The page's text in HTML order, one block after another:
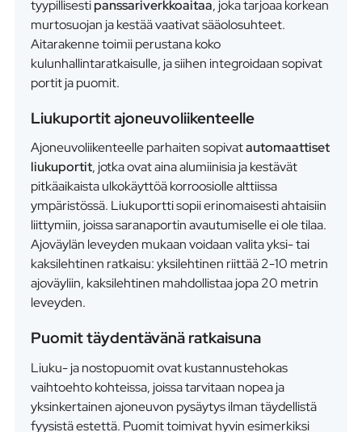
tyypillisestipanssariverkkoaitaa, joka tarjoaa korkean
murtosuojan ja kestää vaativat sääolosuhteet.
Aitarakenne toimii perustana koko
kulunhallintaratkaisulle, ja siihen integroidaan sopivat
portit ja puomit.
Liukuportit ajoneuvoliikenteelle
Ajoneuvoliikenteelle parhaiten sopivatautomaattiset
liukuportit, jotka ovat aina alumiinisia ja kestävät
pitkäaikaista ulkokäyttöä korroosiolle alttiissa
ympäristössä. Liukuportti sopii erinomaisesti ahtaisiin
liittymiin, joissa saranaportin avautumiselle ei ole tilaa.
Ajoväylän leveyden mukaan voidaan valita yksi- tai
kaksilehtinen ratkaisu: yksilehtinen riittää 2-10 metrin
ajoväyliin, kaksilehtinen mahdollistaa jopa 20 metrin
leveyden.
Puomit täydentävänä ratkaisuna
Liuku- ja nostopuomit ovat kustannustehokas
vaihtoehto kohteissa, joissa tarvitaan nopea ja
yksinkertainen ajoneuvon pysäytys ilman täydellistä
fyysistä estettä. Puomit toimivat hyvin esimerkiksi